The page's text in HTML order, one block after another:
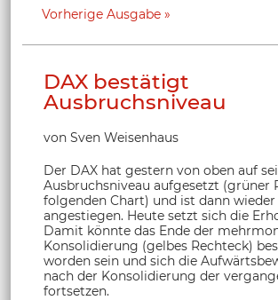
Vorherige Ausgabe
DAX bestätigt
Ausbruchsniveau
von Sven Weisenhaus
Der DAX hat gestern von oben auf
Ausbruchsniveau aufgesetzt (grüner
folgenden Chart) und ist dann wieder
angestiegen. Heute setzt sich die
Damit könnte das Ende der
Konsolidierung (gelbes Rechteck)
worden sein und sich die
nach der Konsolidierung der
fortsetzen.